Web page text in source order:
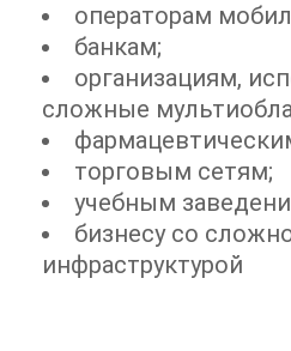
операторам
банкам;
организациям,
сложные
торговым сетям;
учебным
бизнесу со
инфраструктурой